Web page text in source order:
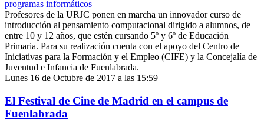
Profesores de la URJC ponen en marcha un innovador curso de
introducción al pensamiento computacional dirigido a alumnos, de
entre 10 y 12 años, que estén cursando 5º y 6º de Educación
Primaria. Para su realización cuenta con el apoyo del Centro de
Iniciativas para la Formación y el Empleo (CIFE) y la Concejalía de
Juventud e Infancia de Fuenlabrada.
Lunes 16 de Octubre de 2017 a las 15:59
El Festival de Cine de Madrid en el campus de
Fuenlabrada